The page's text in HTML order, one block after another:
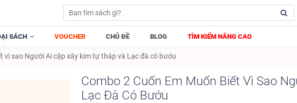
SÁCH VOUCHER CHỦ ĐỀ BLOG TÌM KIẾM NÂNG CAO
vì sao Người Ai cập xây kim tự tháp và Lạc đà có bướu
Combo 2 Cuốn Em Muốn Biết Vì Sao
Lạc Đà Có Bướu